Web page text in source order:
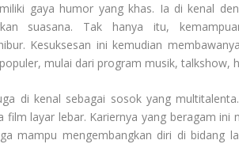
gaya humor yang khas. Ia di kenal
suasana. Tak hanya itu,
Kesuksesan ini kemudian
mulai dari program musik, talkshow,
di kenal sebagai sosok yang
film layar lebar. Kariernya yang beragam ini
mampu mengembangkan diri di bidang